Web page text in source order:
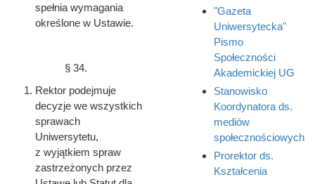
spełnia wymagania
określone w Ustawie.
§ 34.
Rektor podejmuje
decyzje we wszystkich
sprawach
Uniwersytetu,
z wyjątkiem spraw
zastrzeżonych przez
"Gazeta
Uniwersytecka"
Pismo
Społeczności
Akademickiej UG
Stanowisko
Koordynatora ds.
mediów
społecznościowych
Prorektor ds.
Kształcenia